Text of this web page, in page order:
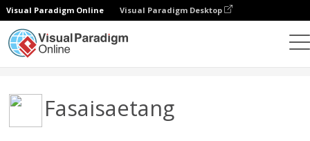
Visual Paradigm Online Visual Paradigm Desktop
Fasaisaetang